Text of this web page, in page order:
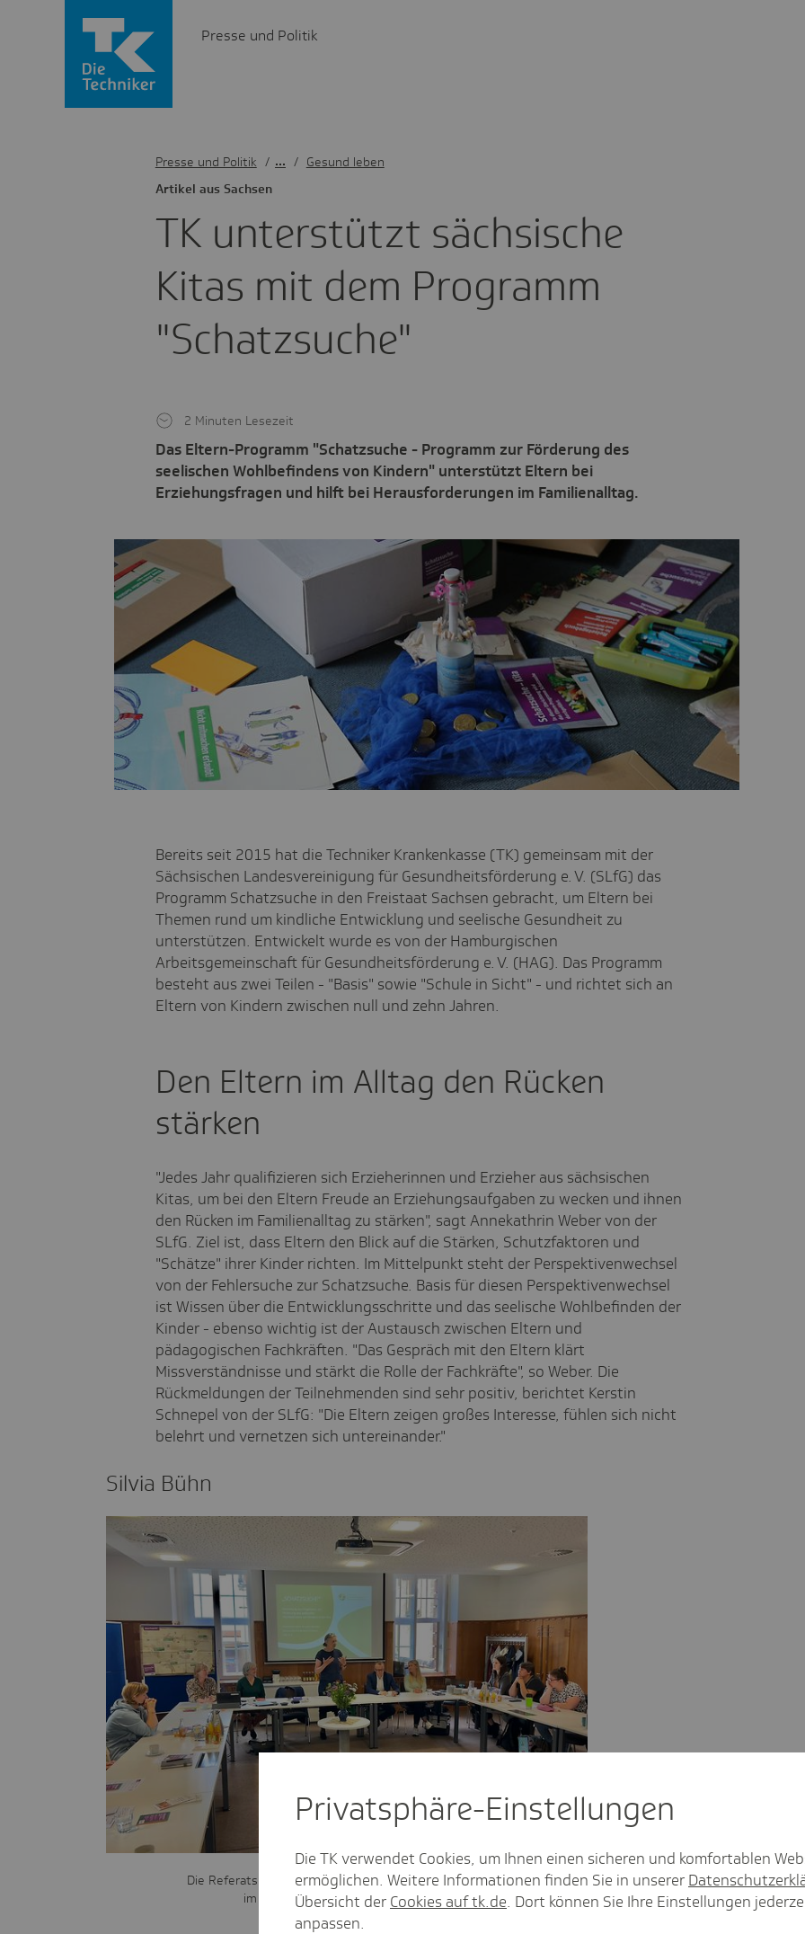
Presse und Politik
TK unter­stützt säch­si­sche
Kitas mit dem Programm
"Schatz­su­che"
Artikel aus Sachsen
Das Eltern-Programm "Schatzsuche - Programm zur Förderung des
seelischen Wohlbefindens von Kindern" unterstützt Eltern bei
Erziehungsfragen und hilft bei Herausforderungen im Familienalltag.
2 Minuten Lesezeit
Presse und Politik / Gesund leben
Bereits seit 2015 hat die Techniker Krankenkasse (TK) gemeinsam mit der
Sächsischen Landesvereinigung für Gesundheitsförderung e. V. (SLfG) das
Programm Schatzsuche in den Freistaat Sachsen gebracht, um Eltern bei
Themen rund um kindliche Entwicklung und seelische Gesundheit zu
unterstützen. Entwickelt wurde es von der Hamburgischen
Arbeitsgemeinschaft für Gesundheitsförderung e. V. (HAG). Das Programm
besteht aus zwei Teilen - "Basis" sowie "Schule in Sicht" - und richtet sich an
Eltern von Kindern zwischen null und zehn Jahren.
Den Eltern im Alltag den Rücken
stärken
"Jedes Jahr qualifizieren sich Erzieherinnen und Erzieher aus sächsischen
Kitas, um bei den Eltern Freude an Erziehungsaufgaben zu wecken und ihnen
den Rücken im Familienalltag zu stärken", sagt Annekathrin Weber von der
SLfG. Ziel ist, dass Eltern den Blick auf die Stärken, Schutzfaktoren und
"Schätze" ihrer Kinder richten. Im Mittelpunkt steht der Perspektivenwechsel
von der Fehlersuche zur Schatzsuche. Basis für diesen Perspektivenwechsel
ist Wissen über die Entwicklungsschritte und das seelische Wohlbefinden der
Kinder - ebenso wichtig ist der Austausch zwischen Eltern und
pädagogischen Fachkräften. "Das Gespräch mit den Eltern klärt
Missverständnisse und stärkt die Rolle der Fachkräfte", so Weber. Die
Rückmeldungen der Teilnehmenden sind sehr positiv, berichtet Kerstin
Schnepel von der SLfG: "Die Eltern zeigen großes Interesse, fühlen sich nicht
belehrt und vernetzen sich untereinander."
Silvia Bühn
Die Referatsleiterin Sozialmedizinischer Dienst des Gesundheitsamtes
im Landkreis Sächsische Schweiz-Osterzgebirge begrüßt die
Privat­sphäre-Einstel­lungen
Die TK verwendet Cookies, um Ihnen einen sicheren und komfortablen
ermöglichen. Weitere Informationen finden Sie in unserer
Übersicht der Cookies auf tk.de. Dort können Sie Ihre Einstellungen
anpassen.